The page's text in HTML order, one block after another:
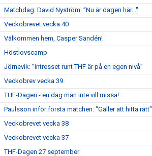
Matchdag: David Nyström: ”Nu är dagen här..."
Veckobrevet vecka 40
Välkommen hem, Casper Sandén!
Höstlovscamp
Jörnevik: ”Intresset runt THF är på en egen nivå”
Veckobrev vecka 39
THF-Dagen - en dag man inte vill missa!
Paulsson inför första matchen: "Gäller att hitta rätt"
Veckobrevet vecka 38
Veckobrevet vecka 37
THF-Dagen 27 september